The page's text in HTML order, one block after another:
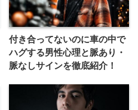
付き合ってないのに車の中で
ハグする男性心理と脈あり・
脈なしサインを徹底紹介！